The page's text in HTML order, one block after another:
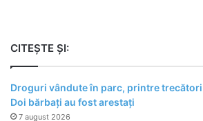
CITEȘTE ȘI:
Droguri vândute în parc, printre trecători |
Doi bărbați au fost arestați
7 august 2026